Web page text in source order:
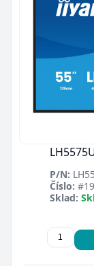
P/N:
Číslo:
Sklad: